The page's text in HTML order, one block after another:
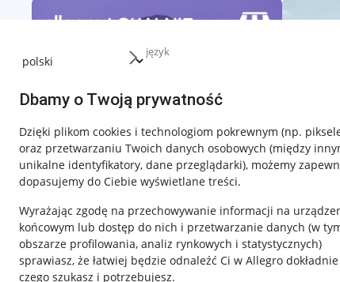
język
Dbamy o Twoją prywatność
Dzięki plikom cookies i technologiom pokrewnym (np.
oraz przetwarzaniu Twoich danych osobowych (między
unikalne identyfikatory, dane przeglądarki), możemy
dopasujemy do Ciebie wyświetlane treści.
Wyrażając zgodę na przechowywanie informacji na
końcowym lub dostęp do nich i przetwarzanie danych (w
obszarze profilowania, analiz rynkowych i statystycznych)
sprawiasz, że łatwiej będzie odnaleźć Ci w Allegro
czego szukasz i potrzebujesz.